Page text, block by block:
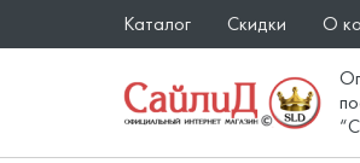
Каталог Скидки О